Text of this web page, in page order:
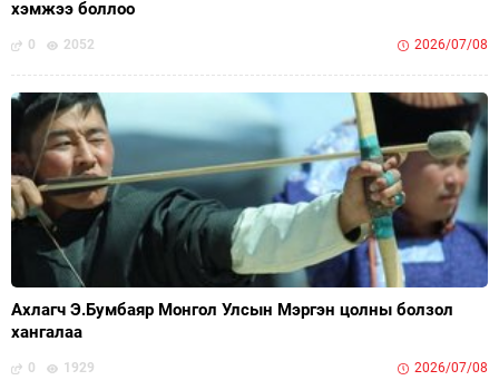
хэмжээ боллоо
0 2052 2026/07/08
Ахлагч Э.Бумбаяр Монгол Улсын Мэргэн цолны болзол
хангалаа
0 1929 2026/07/08